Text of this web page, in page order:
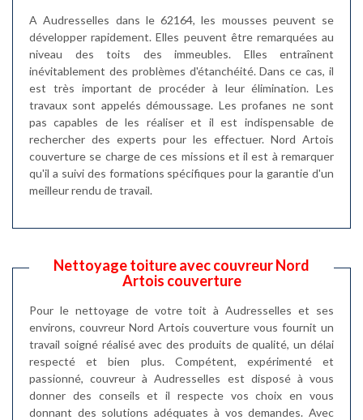
A Audresselles dans le 62164, les mousses peuvent se
développer rapidement. Elles peuvent être remarquées au
niveau des toits des immeubles. Elles entraînent
inévitablement des problèmes d'étanchéité. Dans ce cas, il
est très important de procéder à leur élimination. Les
travaux sont appelés démoussage. Les profanes ne sont
pas capables de les réaliser et il est indispensable de
rechercher des experts pour les effectuer. Nord Artois
couverture se charge de ces missions et il est à remarquer
qu'il a suivi des formations spécifiques pour la garantie d'un
meilleur rendu de travail.
Nettoyage toiture avec couvreur Nord
Artois couverture
Pour le nettoyage de votre toit à Audresselles et ses
environs, couvreur Nord Artois couverture vous fournit un
travail soigné réalisé avec des produits de qualité, un délai
respecté et bien plus. Compétent, expérimenté et
passionné, couvreur à Audresselles est disposé à vous
donner des conseils et il respecte vos choix en vous
donnant des solutions adéquates à vos demandes. Avec